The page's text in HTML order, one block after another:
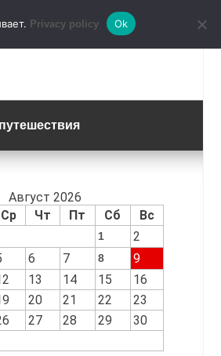
Август 2026
Ср Чт Пт Сб Вс
1
2
6 7 8
9
13 14 15
16
20 21 22
23
27 28 29
30
Privacy policy Ok